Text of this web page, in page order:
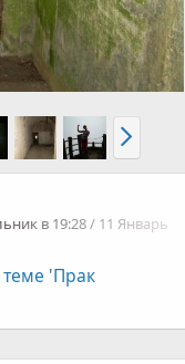
в 19:28 / 11 Январь
'Прак